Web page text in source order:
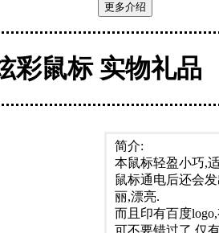
更多介绍
彩鼠标 实物礼品
简介:
本鼠标轻盈小巧,
鼠标通电后还会
丽,漂亮.
而且印有百度